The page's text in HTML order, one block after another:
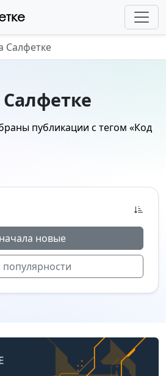
Салфетке
публикации с тегом «Код
новые